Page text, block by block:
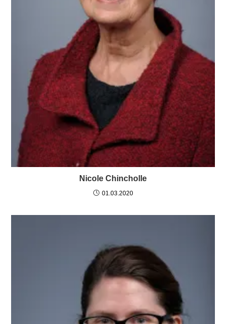
Nicole Chincholle
01.03.2020